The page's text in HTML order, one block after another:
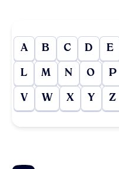
A B C D E
L M N O P
V W X Y Z